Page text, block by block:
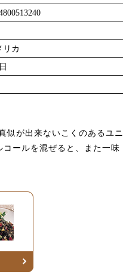
リカ
似が出来ないこくのあるユニ
ールを混ぜると、また一味